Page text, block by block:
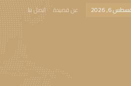
6, 2026 عن قصيدة اتصل بنا